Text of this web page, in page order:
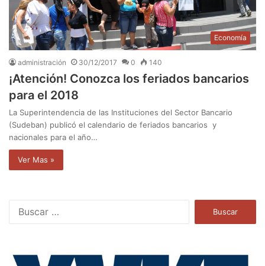
Economía
administración 30/12/2017 0 140
¡Atención! Conozca los feriados bancarios
para el 2018
La Superintendencia de las Instituciones del Sector Bancario
(Sudeban) publicó el calendario de feriados bancarios y
nacionales para el año…
Ver Mas »
a